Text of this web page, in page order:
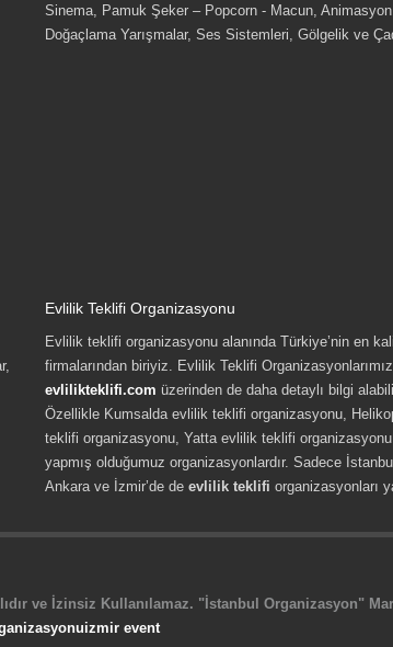
Sinema, Pamuk Şeker – Popcorn - Macun, Animasyon
Doğaçlama Yarışmalar, Ses Sistemleri, Gölgelik ve
Evlilik Teklifi Organizasyonu
Evlilik teklifi organizasyonu alanında Türkiye’nin en
firmalarından biriyiz. Evlilik Teklifi
evlilikteklifi.com üzerinden de daha detaylı bilgi
Özellikle Kumsalda evlilik teklifi organizasyonu,
teklifi organizasyonu, Yatta evlilik teklifi
yapmış olduğumuz organizasyonlardır. Sadece
Ankara ve İzmir’de de evlilik teklifi organizasyonları
ve İzinsiz Kullanılamaz. "İstanbul Organizasyon"
izmir event